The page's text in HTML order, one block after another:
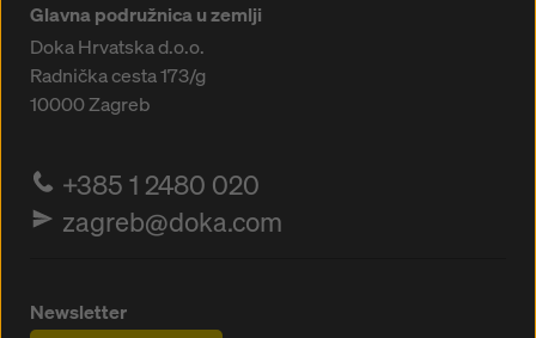
Glavna podružnica u zemlji
Doka Hrvatska d.o.o.
Radnička cesta 173/g
10000Zagreb
+385 1 2480 020
zagreb@doka.com
Newsletter